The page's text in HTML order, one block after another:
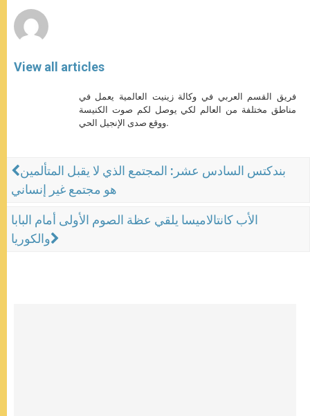
View all articles
فريق القسم العربي في وكالة زينيت العالمية يعمل في
مناطق مختلفة من العالم لكي يوصل لكم صوت الكنيسة
ووقع صدى الإنجيل الحي.
بندكتس السادس عشر: المجتمع الذي لا يقبل المتألمين
هو مجتمع غير إنساني
الأب كانتالاميسا يلقي عظة الصوم الأولى أمام البابا
والكوريا